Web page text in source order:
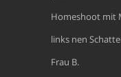
Homeshoot mit
links nen
Frau B.